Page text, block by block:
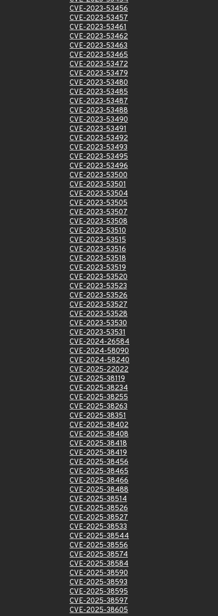
CVE-2023-53456
CVE-2023-53457
CVE-2023-53461
CVE-2023-53462
CVE-2023-53463
CVE-2023-53465
CVE-2023-53472
CVE-2023-53479
CVE-2023-53480
CVE-2023-53485
CVE-2023-53487
CVE-2023-53488
CVE-2023-53490
CVE-2023-53491
CVE-2023-53492
CVE-2023-53493
CVE-2023-53495
CVE-2023-53496
CVE-2023-53500
CVE-2023-53501
CVE-2023-53504
CVE-2023-53505
CVE-2023-53507
CVE-2023-53508
CVE-2023-53510
CVE-2023-53515
CVE-2023-53516
CVE-2023-53518
CVE-2023-53519
CVE-2023-53520
CVE-2023-53523
CVE-2023-53526
CVE-2023-53527
CVE-2023-53528
CVE-2023-53530
CVE-2023-53531
CVE-2024-26584
CVE-2024-58090
CVE-2024-58240
CVE-2025-22022
CVE-2025-38119
CVE-2025-38234
CVE-2025-38255
CVE-2025-38263
CVE-2025-38351
CVE-2025-38402
CVE-2025-38408
CVE-2025-38418
CVE-2025-38419
CVE-2025-38456
CVE-2025-38465
CVE-2025-38466
CVE-2025-38488
CVE-2025-38514
CVE-2025-38526
CVE-2025-38527
CVE-2025-38533
CVE-2025-38544
CVE-2025-38556
CVE-2025-38574
CVE-2025-38584
CVE-2025-38590
CVE-2025-38593
CVE-2025-38595
CVE-2025-38597
CVE-2025-38605